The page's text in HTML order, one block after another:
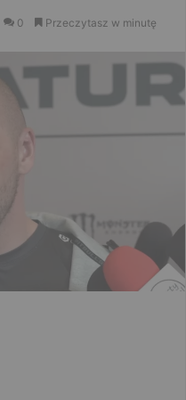
0 Przeczytasz w minutę